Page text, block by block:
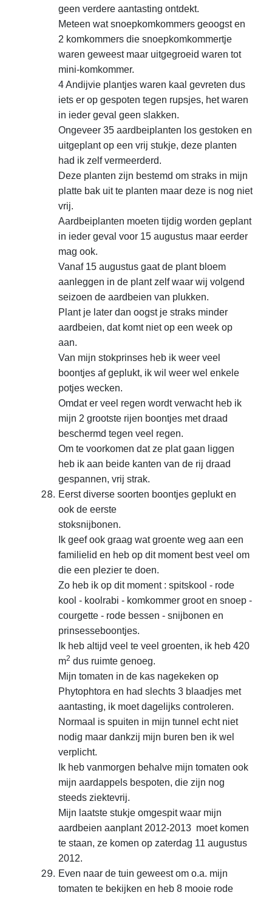
geen verdere aantasting ontdekt.
Meteen wat snoepkomkommers geoogst en
2 komkommers die snoepkomkommertje
waren geweest maar uitgegroeid waren tot
mini-komkommer.
4 Andijvie plantjes waren kaal gevreten dus
iets er op gespoten tegen rupsjes, het waren
in ieder geval geen slakken.
Ongeveer 35 aardbeiplanten los gestoken en
uitgeplant op een vrij stukje, deze planten
had ik zelf vermeerderd.
Deze planten zijn bestemd om straks in mijn
platte bak uit te planten maar deze is nog niet
vrij.
Aardbeiplanten moeten tijdig worden geplant
in ieder geval voor 15 augustus maar eerder
mag ook.
Vanaf 15 augustus gaat de plant bloem
aanleggen in de plant zelf waar wij volgend
seizoen de aardbeien van plukken.
Plant je later dan oogst je straks minder
aardbeien, dat komt niet op een week op
aan.
Van mijn stokprinses heb ik weer veel
boontjes af geplukt, ik wil weer wel enkele
potjes wecken.
Omdat er veel regen wordt verwacht heb ik
mijn 2 grootste rijen boontjes met draad
beschermd tegen veel regen.
Om te voorkomen dat ze plat gaan liggen
heb ik aan beide kanten van de rij draad
gespannen, vrij strak.
Eerst diverse soorten boontjes geplukt en
ook de eerste
stoksnijbonen.
Ik geef ook graag wat groente weg aan een
familielid en heb op dit moment best veel om
die een plezier te doen.
Zo heb ik op dit moment : spitskool - rode
kool - koolrabi - komkommer groot en snoep -
courgette - rode bessen - snijbonen en
prinsesseboontjes.
Ik heb altijd veel te veel groenten, ik heb 420
m2 dus ruimte genoeg.
Mijn tomaten in de kas nagekeken op
Phytophtora en had slechts 3 blaadjes met
aantasting, ik moet dagelijks controleren.
Normaal is spuiten in mijn tunnel echt niet
nodig maar dankzij mijn buren ben ik wel
verplicht.
Ik heb vanmorgen behalve mijn tomaten ook
mijn aardappels bespoten, die zijn nog
steeds ziektevrij.
Mijn laatste stukje omgespit waar mijn
aardbeien aanplant 2012-2013 moet komen
te staan, ze komen op zaterdag 11 augustus
2012.
Even naar de tuin geweest om o.a. mijn
tomaten te bekijken en heb 8 mooie rode